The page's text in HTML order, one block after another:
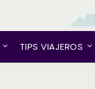
TIPS VIAJEROS